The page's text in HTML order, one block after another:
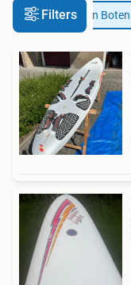
Filters
Watersport en Boten